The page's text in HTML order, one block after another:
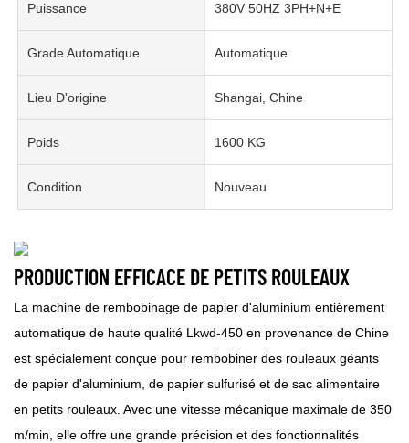
Puissance 380V 50HZ 3PH+N+E
Grade Automatique Automatique
Lieu D'origine Shangai, Chine
Poids 1600 KG
Condition Nouveau
PRODUCTION EFFICACE DE PETITS ROULEAUX
La machine de rembobinage de papier d'aluminium entièrement
automatique de haute qualité Lkwd-450 en provenance de Chine
est spécialement conçue pour rembobiner des rouleaux géants
de papier d'aluminium, de papier sulfurisé et de sac alimentaire
en petits rouleaux. Avec une vitesse mécanique maximale de 350
m/min, elle offre une grande précision et des fonctionnalités